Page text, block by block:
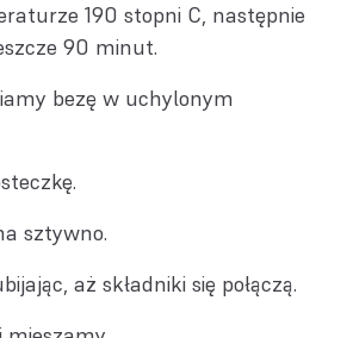
190 stopni C, następnie
90 minut.
bezę w uchylonym
sztywno.
aż składniki się połączą.